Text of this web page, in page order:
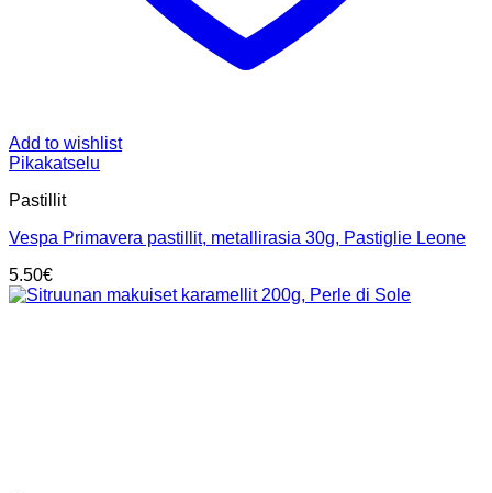
Add to wishlist
Pikakatselu
Pastillit
Vespa Primavera pastillit, metallirasia 30g, Pastiglie Leone
5.50€